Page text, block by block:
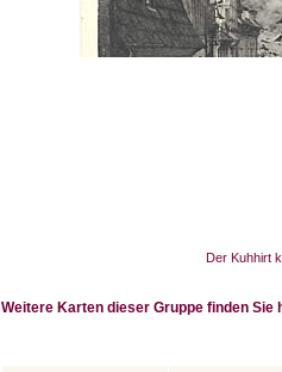
Der Kuhhirt
Weitere Karten dieser Gruppe finden Sie